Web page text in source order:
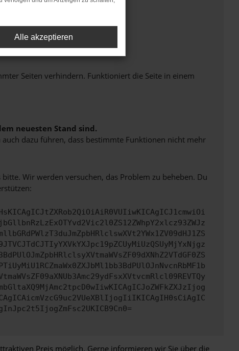
Seiten verhindern. Funktioniert die Seite in einem
neuesten Stand sind.
dazu führen, dass bestimmte Funktionen nicht mehr
Wir werden versuchen, das Problem zu beheben. Du
Preis möglich. Gerne informieren wir Sie über die
Alle akzeptieren